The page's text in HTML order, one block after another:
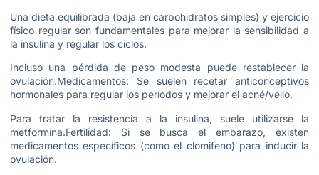
Una dieta equilibrada (baja en carbohidratos simples) y ejercicio
físico regular son fundamentales para mejorar la sensibilidad a
la insulina y regular los ciclos.
Incluso una pérdida de peso modesta puede restablecer la
ovulación.Medicamentos: Se suelen recetar anticonceptivos
hormonales para regular los períodos y mejorar el acné/vello.
Para tratar la resistencia a la insulina, suele utilizarse la
metformina.Fertilidad: Si se busca el embarazo, existen
medicamentos específicos (como el clomifeno) para inducir la
ovulación.